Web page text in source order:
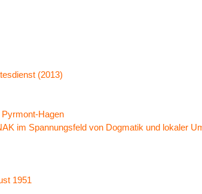
(2013)
Hagen
im Spannungsfeld von Dogmatik und lokaler
1951